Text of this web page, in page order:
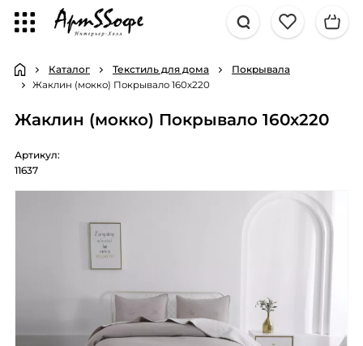
Каталог Текстиль для дома Покрывала
Жаклин (мокко) Покрывало 160х220
Жаклин (мокко) Покрывало 160х220
Артикул:
11637